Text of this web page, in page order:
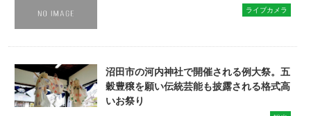
ライブカメラ
沼田市の河内神社で開催される例大祭。五
穀豊穣を願い伝統芸能も披露される格式高
いお祭り